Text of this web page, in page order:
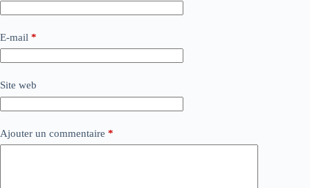
E-mail *
Site web
Ajouter un commentaire *